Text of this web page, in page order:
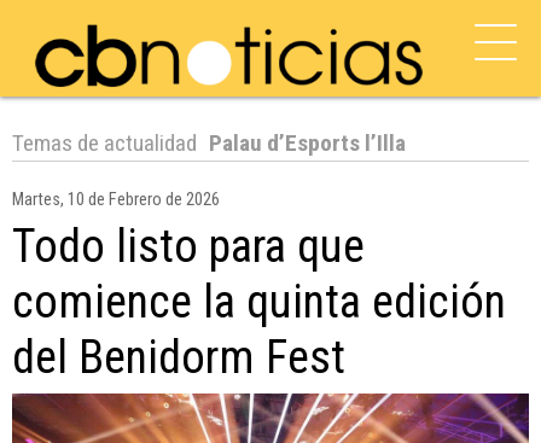
Temas de actualidad Palau d’Esports l’Illa
Martes, 10 de Febrero de 2026
Todo listo para que
comience la quinta edición
del Benidorm Fest